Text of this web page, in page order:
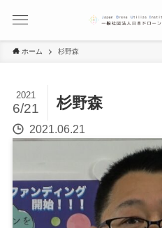
ホーム 杉野森
杉野森
2021
6/21
2021.06.21